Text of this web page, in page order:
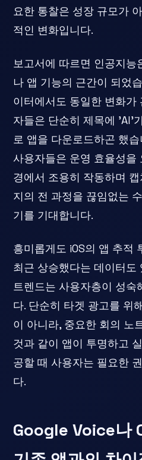
요한 통찰은 성장 규모가
적인 변화입니다.
보고서에 따르면 인공지
나 앱 기능의 근간이 되었
이터에서도 동일한 변화가
자들은 단순히 제목에 'AI'
로 앱을 다운로드하곤 했
사용자들은 운영 효율성을
경에서 조용히 작동하며
지의 전 과정을 끊임없는
기를 기대합니다.
흥미롭게도 iOS의 앱 추적
최근 상승했다는 데이터도
트렌드는 사용자층이 성숙
다. 단순히 타겟 광고를 위
이 아니라, 중요한 회의 노
것과 같이 앱이 투명하고
공할 때 사용자는 필요한
다.
Google Voice나